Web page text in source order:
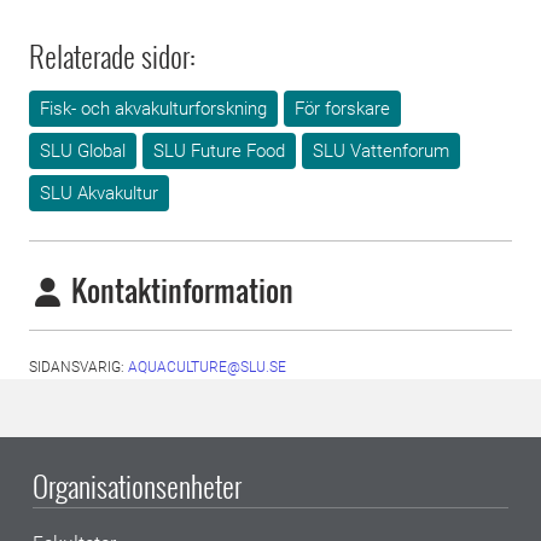
Relaterade sidor:
Fisk- och akvakulturforskning
För forskare
SLU Global
SLU Future Food
SLU Vattenforum
SLU Akvakultur
Kontaktinformation
SIDANSVARIG: AQUACULTURE@SLU.SE
Organisationsenheter